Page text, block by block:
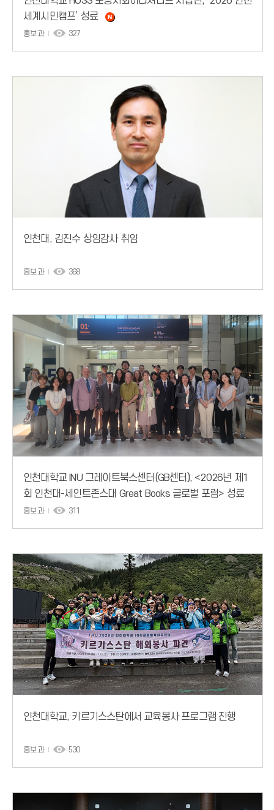
세계시민캠프’ 성료
홍보과 327
인천대, 김진수 상임감사 취임
홍보과 368
인천대학교 INU 그레이트북스센터(GB센터), <2026년 제1
회 인천대-세인트존스대 Great Books 글로벌 포럼> 성료
홍보과 311
인천대학교, 키르기스스탄에서 교육봉사 프로그램 진행
홍보과 530